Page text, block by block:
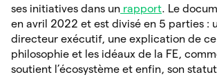
ses initiatives dans un rapport. Le
en avril 2022 et est divisé en 5 parties :
directeur exécutif, une explication de ce
philosophie et les idéaux de la FE,
soutient l’écosystème et enfin, son